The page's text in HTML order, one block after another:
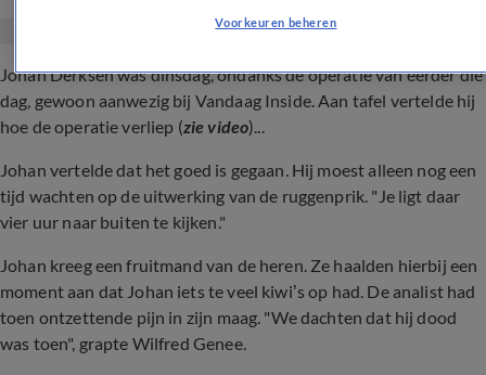
Johan Derksen was dinsdag, ondanks de operatie van eerder die
dag, gewoon aanwezig bij Vandaag Inside. Aan tafel vertelde hij
hoe de operatie verliep (zie video)...
Johan vertelde dat het goed is gegaan. Hij moest alleen nog een
tijd wachten op de uitwerking van de ruggenprik. "Je ligt daar
vier uur naar buiten te kijken."
Johan kreeg een fruitmand van de heren. Ze haalden hierbij een
moment aan dat Johan iets te veel kiwi’s op had. De analist had
toen ontzettende pijn in zijn maag. "We dachten dat hij dood
was toen", grapte Wilfred Genee.
Voorkeuren beheren